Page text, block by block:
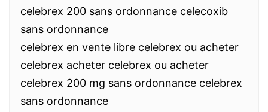
celebrex 200 sans ordonnance celecoxib
sans ordonnance
celebrex en vente libre celebrex ou acheter
celebrex acheter celebrex ou acheter
celebrex 200 mg sans ordonnance celebrex
sans ordonnance